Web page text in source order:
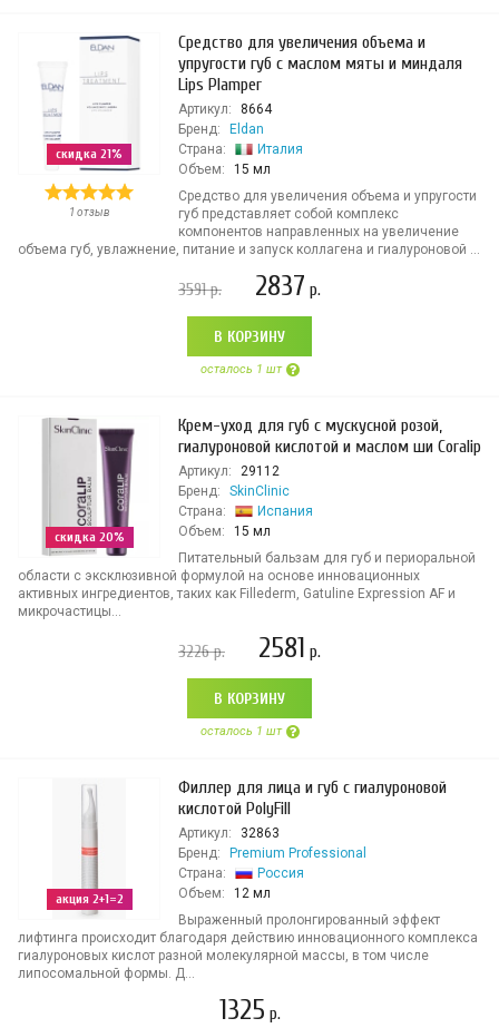
скидка 21%
1 отзыв
Средство для увеличения объема и
упругости губ с маслом мяты и миндаля
Lips Plamper
Артикул:
8664
Бренд:
Eldan
Страна:
Италия
Объем:
15 мл
Средство для увеличения объема и упругости
губ представляет собой комплекс
компонентов направленных на увеличение
объема губ, увлажнение, питание и запуск коллагена и гиалуроновой ...
3591р. 2837 р.
В КОРЗИНУ
осталось 1 шт
скидка 20%
Крем-уход для губ с мускусной розой,
гиалуроновой кислотой и маслом ши Coralip
Артикул:
29112
Бренд:
SkinClinic
Страна:
Испания
Объем:
15 мл
Питательный бальзам для губ и периоральной
области с эксклюзивной формулой на основе инновационных
активных ингредиентов, таких как Fillederm, Gatuline Expression AF и
микрочастицы...
3226р. 2581 р.
В КОРЗИНУ
осталось 1 шт
акция 2+1=2
Филлер для лица и губ с гиалуроновой
кислотой PolyFill
Артикул:
32863
Бренд:
Premium Professional
Страна:
Россия
Объем:
12 мл
Выраженный пролонгированный эффект
лифтинга происходит благодаря действию инновационного комплекса
гиалуроновых кислот разной молекулярной массы, в том числе
липосомальной формы. Д...
1325 р.